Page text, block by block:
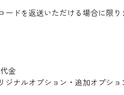
ードを返送いただける場合に限り
金
ジナルオプション・追加オプシ